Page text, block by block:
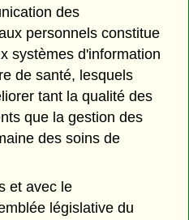
des
personnels constitue
systèmes d'information
de santé, lesquels
tant la qualité des
que la gestion des
des soins de
et avec le
législative du